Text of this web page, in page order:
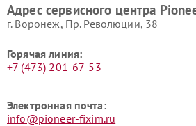
Адрес сервисного центра
г. Воронеж, Пр. Революции, 38
Горячая линия:
+7 (473) 201-67-53
Электронная почта:
info@pioneer-fixim.ru